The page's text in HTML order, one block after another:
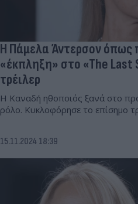
Η Πάμελα Άντερσον όπως
«έκπληξη» στο «The Last
τρέιλερ
Η Καναδή ηθοποιός ξανά στο
ρόλο. Κυκλοφόρησε το επίσημο
15.11.2024 18:39